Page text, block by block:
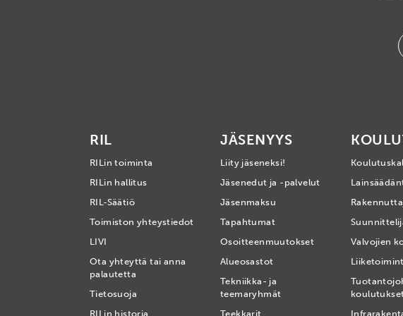
RIL
RILin toiminta
RILin hallitus
RIL-Säätiö
Toimiston yhteystiedot
LIVI
Ota yhteyttä tai anna
palautetta
Tietosuoja
RILin historia
JÄSENYYS
Liity jäseneksi!
Jäsenedut ja -palvelut
Jäsenmaksu
Tapahtumat
Osoitteenmuutokset
Alueosastot
Tekniikka- ja
teemaryhmät
Teekkarit
Valvojien